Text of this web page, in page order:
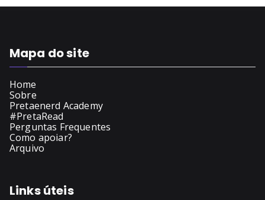
Mapa do site
Home
Sobre
Pretaenerd Academy
#PretaRead
Perguntas Frequentes
Como apoiar?
Arquivo
Links úteis